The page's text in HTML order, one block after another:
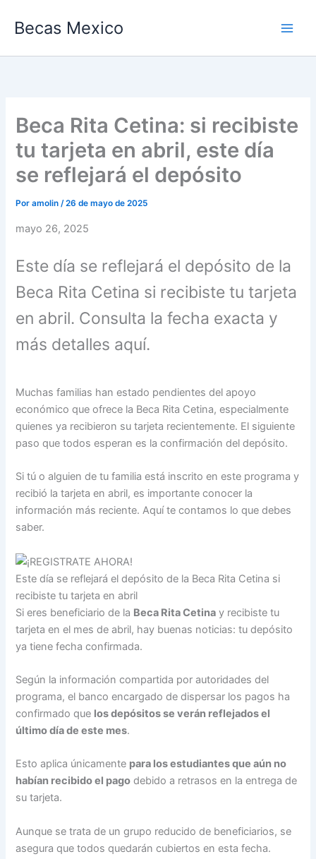
Becas Mexico
Beca Rita Cetina: si recibiste
tu tarjeta en abril, este día
se reflejará el depósito
Poramolin/26 de mayo de 2025
mayo 26, 2025
Este día se reflejará el depósito de la
Beca Rita Cetina si recibiste tu tarjeta
en abril. Consulta la fecha exacta y
más detalles aquí.
Muchas familias han estado pendientes del apoyo
económico que ofrece la Beca Rita Cetina, especialmente
quienes ya recibieron su tarjeta recientemente. El siguiente
paso que todos esperan es la confirmación del depósito.
Si tú o alguien de tu familia está inscrito en este programa y
recibió la tarjeta en abril, es importante conocer la
información más reciente. Aquí te contamos lo que debes
saber.
Este día se reflejará el depósito de la Beca Rita Cetina si
recibiste tu tarjeta en abril
Si eres beneficiario de la Beca Rita Cetina y recibiste tu
tarjeta en el mes de abril, hay buenas noticias: tu depósito
ya tiene fecha confirmada.
Según la información compartida por autoridades del
programa, el banco encargado de dispersar los pagos ha
confirmado que los depósitos se verán reflejados el
último día de este mes.
Esto aplica únicamente para los estudiantes que aún no
habían recibido el pago debido a retrasos en la entrega de
su tarjeta.
Aunque se trata de un grupo reducido de beneficiarios, se
asegura que todos quedarán cubiertos en esta fecha.